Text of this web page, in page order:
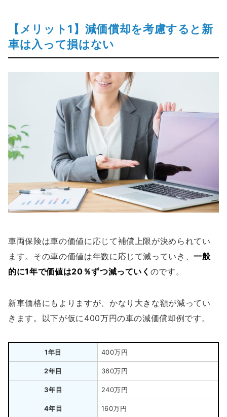
【メリット1】減価償却を考慮すると新
車は入って損はない
車両保険は車の価値に応じて補償上限が決められてい
ます。その車の価値は年数に応じて減っていき、一般
的に1年で価値は20％ずつ減っていく のです。
新車価格にもよりますが、かなり大きな額が減ってい
きます。以下が仮に400万円の車の減価償却例です。
1年目 400万円
2年目 360万円
3年目 240万円
4年目 160万円